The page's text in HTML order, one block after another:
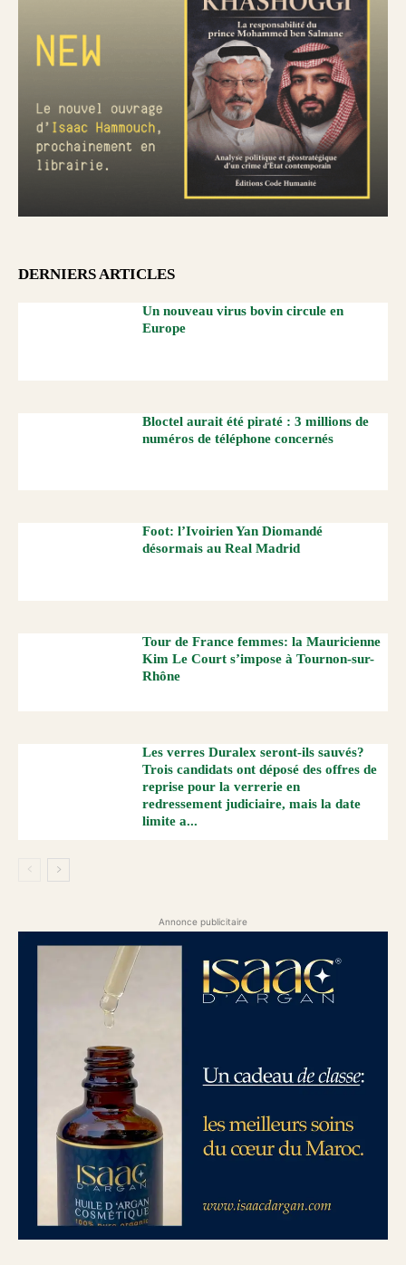
DERNIERS ARTICLES
Un nouveau virus bovin circule en
Europe
Bloctel aurait été piraté : 3 millions de
numéros de téléphone concernés
Foot: l’Ivoirien Yan Diomandé
désormais au Real Madrid
Tour de France femmes: la Mauricienne
Kim Le Court s’impose à Tournon-sur-
Rhône
Les verres Duralex seront-ils sauvés?
Trois candidats ont déposé des offres de
reprise pour la verrerie en
redressement judiciaire, mais la date
limite a...
Annonce publicitaire